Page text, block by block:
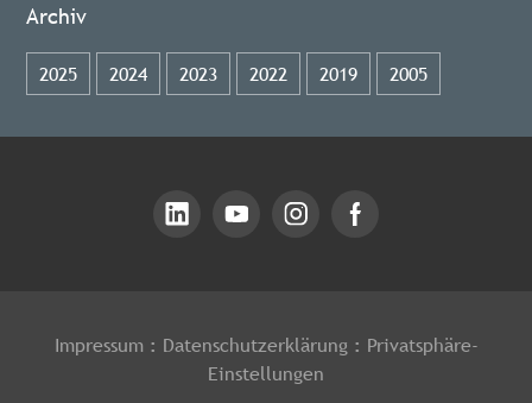
Archiv
2025 2024 2023 2022 2019 2005
Impressum : Datenschutzerklärung : Privatsphäre-
Einstellungen